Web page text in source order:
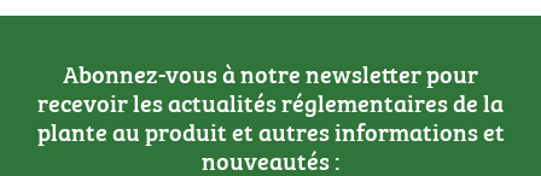
Abonnez-vous à notre newsletter pour
recevoir les actualités réglementaires de la
plante au produit et autres informations et
nouveautés :